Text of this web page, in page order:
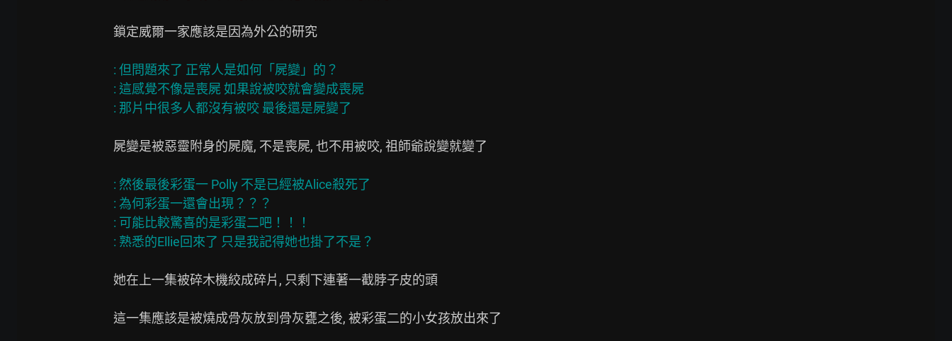
鎖定威爾一家應該是因為外公的研究
: 但問題來了 正常人是如何「屍變」的？
: 這感覺不像是喪屍 如果說被咬就會變成喪屍
屍變是被惡靈附身的屍魔, 不是喪屍, 也不用被咬, 祖師爺說變就變了
: 然後最後彩蛋一 Polly 不是已經被Alice殺死了
: 為何彩蛋一還會出現？？？
: 可能比較驚喜的是彩蛋二吧！！！
她在上一集被碎木機絞成碎片, 只剩下連著一截脖子皮的頭
這一集應該是被燒成骨灰放到骨灰甕之後, 被彩蛋二的小女孩放出來了